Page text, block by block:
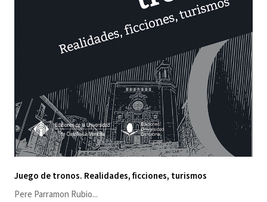
Juego de tronos. Realidades, ficciones, turismos
Pere Parramon Rubio...